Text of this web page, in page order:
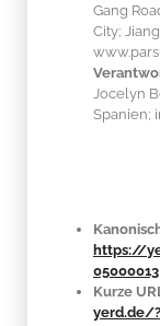
Gang
City;
Jocelyn
Spanien;
https://
05000013
Kurze
yerd.de/